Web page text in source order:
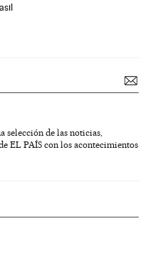
selección de las noticias,
EL PAÍS con los acontecimientos